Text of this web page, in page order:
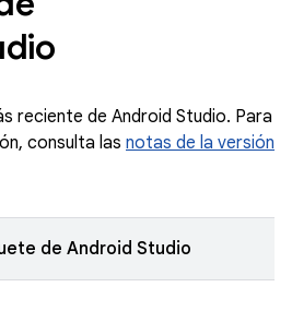
reciente de Android Studio. Para
consulta las notas de la versión
de Android Studio